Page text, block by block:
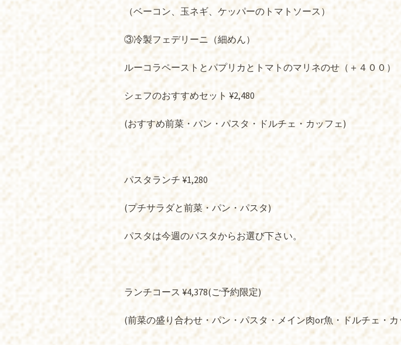
（ベーコン、玉ネギ、ケッパーのトマトソース）
③冷製フェデリーニ（細めん）
ルーコラペーストとパプリカとトマトのマリネのせ（＋４００）
シェフのおすすめセット ¥2,480
(おすすめ前菜・パン・パスタ・ドルチェ・カッフェ)
パスタランチ ¥1,280
(プチサラダと前菜・パン・パスタ)
パスタは今週のパスタからお選び下さい。
ランチコース ¥4,378(ご予約限定)
(前菜の盛り合わせ・パン・パスタ・メイン肉or魚・ドルチェ・カ